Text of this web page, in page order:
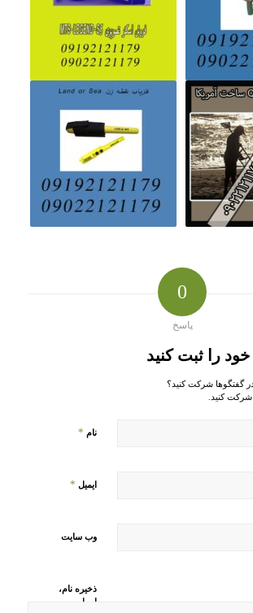
0
پاسخ
خود را ثبت کنید
در گفتگوها شرکت کنید؟
کنید.
نام *
ایمیل *
وب‌ سایت
ذخیره نام،
ایمیل و